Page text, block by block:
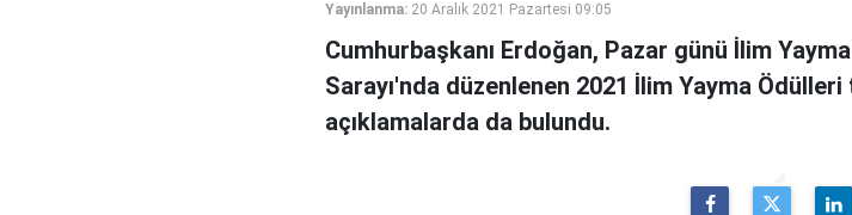
Yayınlanma: 20 Aralık 2021 Pazartesi 09:05
Cumhurbaşkanı Erdoğan, Pazar günü İlim
Sarayı'nda düzenlenen 2021 İlim Yayma
açıklamalarda da bulundu.